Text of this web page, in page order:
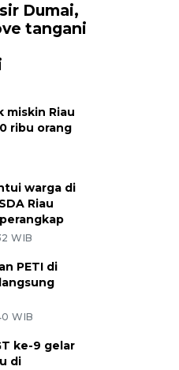
Dumai,
tangani
miskin Riau
ribu orang
warga di
Riau
WIB
PETI di
WIB
ke-9 gelar
di